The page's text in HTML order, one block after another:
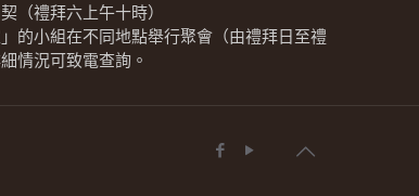
（禮拜六上午十時）
的小組在不同地點舉行聚會（由禮拜日至禮
情況可致電查詢。